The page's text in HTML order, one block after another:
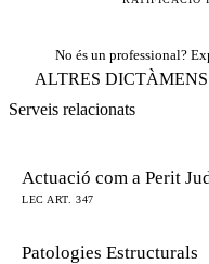
No és un professional?
ALTRES DICTÀMENS
Serveis relacionats
Actuació com a Perit
LEC ART. 347
Patologies Estructurals